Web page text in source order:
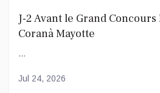
J-2 Avant le Grand
Coranà Mayotte
...
Jul 24, 2026